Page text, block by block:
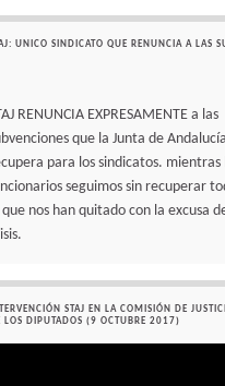
UNICO SINDICATO QUE RENUNCIA A LAS
RENUNCIA EXPRESAMENTE a las
que la Junta de Andalucía
para los sindicatos. mientras
seguimos sin recuperar
que nos han quitado con la excusa
STAJ EN LA COMISIÓN DE
LOS DIPUTADOS (9 OCTUBRE 2017)